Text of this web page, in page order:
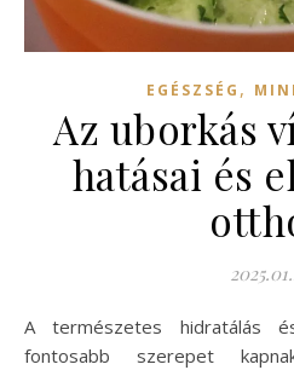
EGÉSZSÉG ,
Az uborkás
hatásai és
A természetes hidratálás és a frissítő ízek egyre
fontosabb szerepet